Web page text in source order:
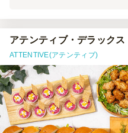
タッフの方々がスマートに対応
もたちの食物アレルギーにも相
は、食事ででたゴミを全て回収
囲気を星⭐︎4つにしたのは、テー
と思ったからです。でも予算が
会があれば利用したいと思いま
アテンティブ・デラックス
ATTENTIVE(アテンティブ)